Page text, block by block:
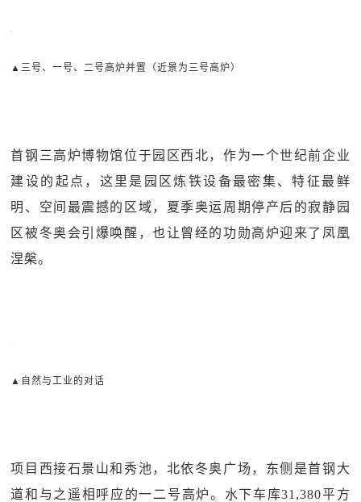
▲三号、一号、二号高炉并置（近景为三号高炉）
首钢三高炉博物馆位于园区西北，作为一个世纪前企业
建设的起点，这里是园区炼铁设备最密集、特征最鲜
明、空间最震撼的区域，夏季奥运周期停产后的寂静园
区被冬奥会引爆唤醒，也让曾经的功勋高炉迎来了凤凰
涅槃。
▲自然与工业的对话
项目西接石景山和秀池，北依冬奥广场，东侧是首钢大
道和与之遥相呼应的一二号高炉。水下车库31,380平方